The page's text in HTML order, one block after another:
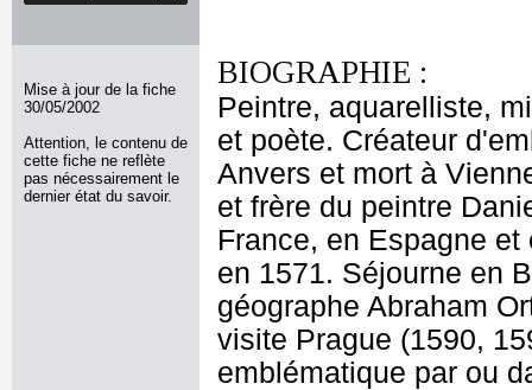
Mise à jour de la fiche
30/05/2002
Attention, le contenu de
cette fiche ne reflète
pas nécessairement le
dernier état du savoir.
BIOGRAPHIE :
Peintre, aquarelliste,
et poète. Créateur
Anvers et mort à
et frère du peintre
France, en Espagne
en 1571. Séjourne en
géographe Abraham
visite Prague (1590,
emblématique par ou